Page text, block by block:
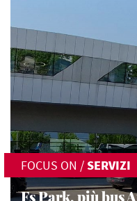
FOCUS ON /SERVIZI
Fs Park, più bus